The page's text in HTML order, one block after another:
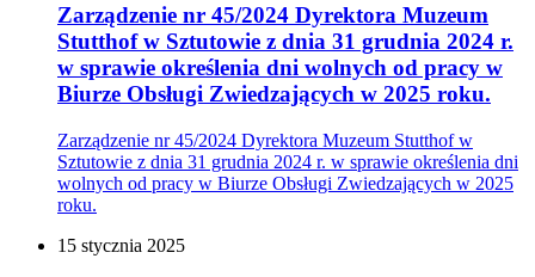
Zarządzenie nr 45/2024 Dyrektora Muzeum
Stutthof w Sztutowie z dnia 31 grudnia 2024 r.
w sprawie określenia dni wolnych od pracy w
Biurze Obsługi Zwiedzających w 2025 roku.
Zarządzenie nr 45/2024 Dyrektora Muzeum Stutthof w
Sztutowie z dnia 31 grudnia 2024 r. w sprawie określenia dni
wolnych od pracy w Biurze Obsługi Zwiedzających w 2025
roku.
15 stycznia 2025